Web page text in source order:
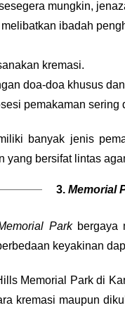
mungkin,
ibadah
kremasi.
doa-doa khusus
pemakaman sering
banyak jenis
yang bersifat lintas
3. Memorial
Park bergaya
keyakinan
Memorial Park di
kremasi maupun